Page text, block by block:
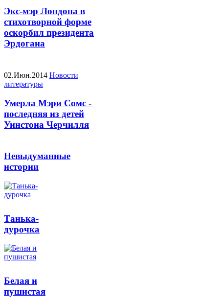
Экс-мэр Лондона в
стихотворной форме
оскорбил президента
Эрдогана
02.Июн.2014 Новости
литературы
Умерла Мэри Сомс -
последняя из детей
Уинстона Черчилля
Невыдуманные
истории
Танька-
дурочка
Белая и
пушистая